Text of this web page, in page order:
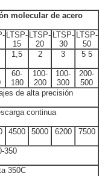
molecular de acero
LTSP-
15
LTSP-
20
LTSP-
30
LTSP-
50
1,5 2 3 5 5
60-
180
100-
200
100-
300
200-
500
de alta precisión
continua
4500 5000 6200 7500
350
350C